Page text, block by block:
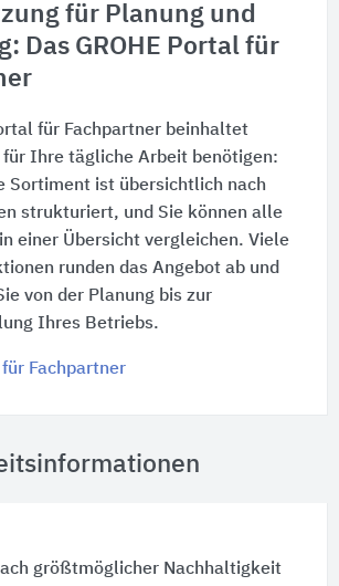
für Planung und
Das GROHE Portal für
für Fachpartner beinhaltet
Ihre tägliche Arbeit benötigen:
Sortiment ist übersichtlich nach
strukturiert, und Sie können alle
einer Übersicht vergleichen. Viele
runden das Angebot ab und
von der Planung bis zur
Ihres Betriebs.
für Fachpartner
größtmöglicher Nachhaltigkeit